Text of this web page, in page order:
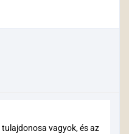
vagyok, és az